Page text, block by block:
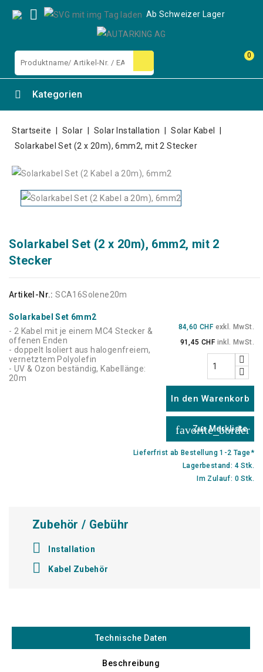
Ab Schweizer Lager
0

Kategorien
Startseite Solar Solar Installation
Solar Kabel
Solarkabel Set (2 x 20m), 6mm2, mit 2 Stecker
Solarkabel Set (2 x 20m), 6mm2, mit 2
Stecker
Artikel-Nr.: SCA16Solene20m
Solarkabel Set 6mm2
- 2 Kabel mit je einem MC4 Stecker &
offenen Enden
- doppelt Isoliert aus halogenfreiem,
vernetztem Polyolefin
- UV & Ozon beständig, Kabellänge:
20m
84,60 CHF exkl. MwSt.
91,45 CHF inkl. MwSt.
In den Warenkorb
favorite_border
Zur Merkliste
Lieferfrist ab Bestellung 1-2 Tage*
Lagerbestand: 4 Stk.
Im Zulauf: 0 Stk.
Zubehör / Gebühr
 Installation
 Kabel Zubehör
Technische Daten
Beschreibung